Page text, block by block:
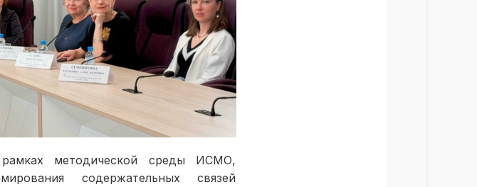
методической среды ИСМО,
содержательных связей